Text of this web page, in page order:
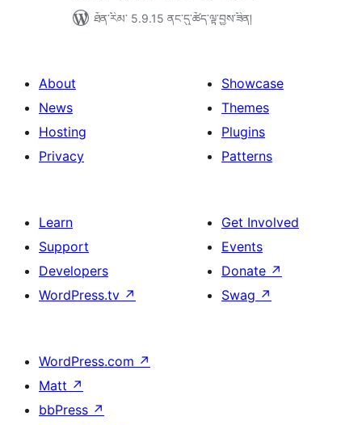
ཐོན་རིམ་ 5.9.15 ནང་དུ་ཚོད་ལྟ་བྱས་ཟིན།
About
News
Hosting
Privacy
Showcase
Themes
Plugins
Patterns
Learn
Support
Developers
WordPress.tv ↗
Get Involved
Events
Donate ↗
Swag ↗
WordPress.com ↗
Matt ↗
bbPress ↗